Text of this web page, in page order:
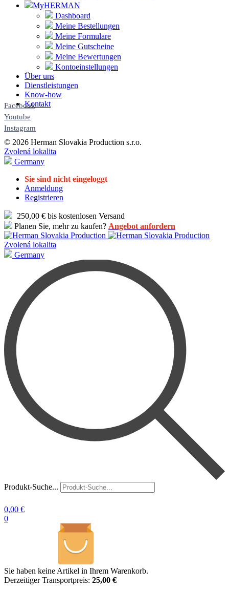
MyHERMAN
Dashboard
Meine Bestellungen
Meine Formulare
Meine Gutscheine
Meine Bewertungen
Kontoeinstellungen
Über uns
Dienstleistungen
Know-how
Kontakt
Facebook
Youtube
Instagram
© 2026 Herman Slovakia Production s.r.o.
Zvolená lokalita
Germany
Sie sind nicht eingeloggt
Anmeldung
Registrieren
250,00 € bis kostenlosen Versand
Planen Sie, mehr zu kaufen? Angebot anfordern
Zvolená lokalita
Germany
Produkt-Suche...
0,00 €
0
Sie haben keine Artikel in Ihrem Warenkorb.
Derzeitiger Transportpreis: 25,00 €